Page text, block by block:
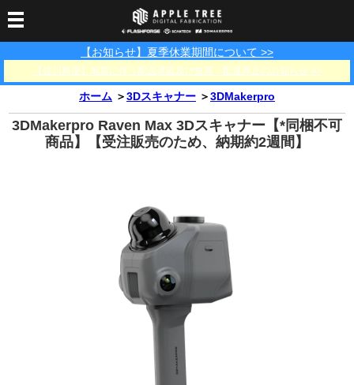
【お知らせ】夏季休業期間について >>
【佐川急便】地震に伴う配送遅延及び集荷・配達停止のお知らせ >>
3Dプリンター
3Dプリンター一覧 FLASHFORGE Bambu Lab
3Dスキャナー
SCANOLOGY 3DeVOK 3Dスキャナー消耗品
3DMakerpro
フィラメント
フィラメント一覧 FLASHFORGE Bambu Lab
光造形用レジン
工具類
その他
フィラメント保管用乾
燥剤
PP用タックシート
サポート
ダウンロード
ショールーム
オフィシャルサイト
法人窓口
マイページ
カートを見る
ホーム ＞3Dスキャナー ＞3DMakerpro
3DMakerpro Raven Max 3Dスキャナー【*同梱不可
商品】【受注販売のため、納期約2週間】